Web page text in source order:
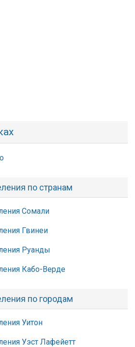
по странам
Сомали
Гвинеи
Руанды
Кабо-Верде
по городам
Уитон
Уэст Лафейетт